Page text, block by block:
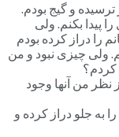
و گیج بودم.
پیدا بکنم. ولی
را دراز کرده بودم
ولی چیزی نبود و من
کردم؟
من آنها وجود
جلو دراز کرده و